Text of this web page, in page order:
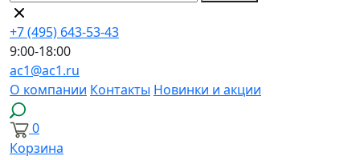
+7 (495) 643-53-43
9:00-18:00
ac1@ac1.ru
О компании Контакты Новинки и акции
0
Корзина